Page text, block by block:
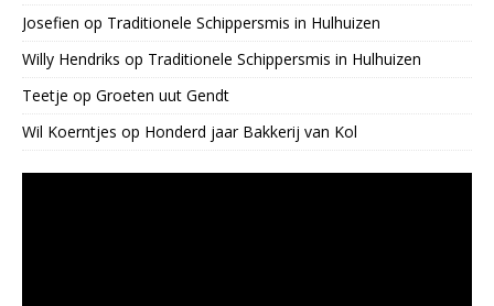
Josefien op Traditionele Schippersmis in Hulhuizen
Willy Hendriks op Traditionele Schippersmis in Hulhuizen
Teetje op Groeten uut Gendt
Wil Koerntjes op Honderd jaar Bakkerij van Kol